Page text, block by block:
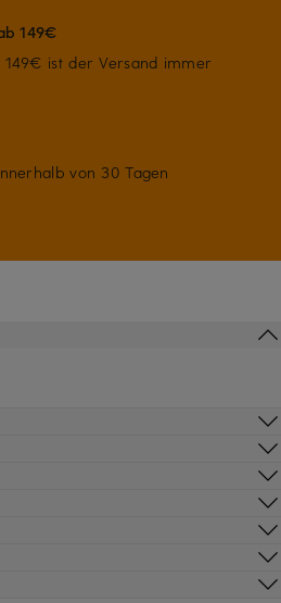
149€
ist der Versand immer
von 30 Tagen